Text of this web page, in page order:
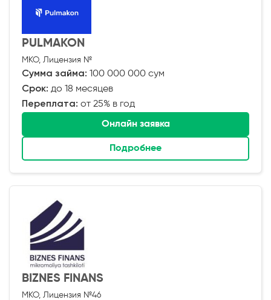
PULMAKON
МКО, Лицензия №
Сумма займа: 100 000 000 сум
Срок: до 18 месяцев
Переплата: от 25% в год
Онлайн заявка
Подробнее
BIZNES FINANS
МКО, Лицензия №46